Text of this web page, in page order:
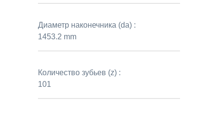
Диаметр наконечника (da) :
1453.2 mm
Количество зубьев (z) :
101